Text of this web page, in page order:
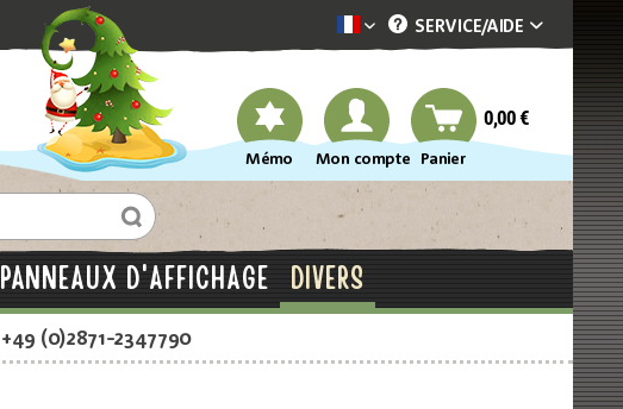
Dekotopia französisch
SERVICE/AIDE
Mémo Mon compte Panier
0,00 €
PANNEAUX D'AFFICHAGE DIVERS
+49 (0)2871-2347790